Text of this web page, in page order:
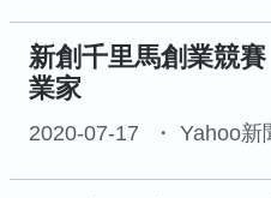
新創千里馬創業競
業家
2020-07-17 Yahoo新